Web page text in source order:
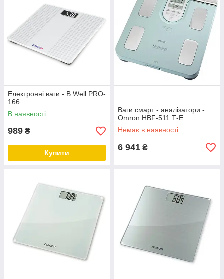
Електронні ваги - B.Well PRO-
166
В наявності
989 ₴
Купити
Ваги смарт - аналізатори -
Omron НBF-511 Т-Е
Немає в наявності
6 941 ₴